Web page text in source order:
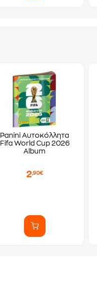
Panini Αυτοκόλλητα
Fifa World Cup 2026
Album
2,90€